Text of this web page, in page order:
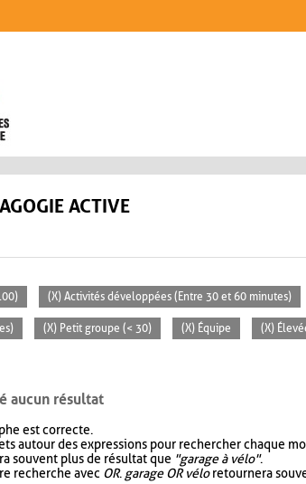
ACTIVE
(X) Activités développées (Entre 30 et 60 minutes)
(X) Petit groupe (< 30) (X) Équipe (X)
aucun résultat
est correcte.
autour des expressions pour rechercher chaque
souvent plus de résultat que "garage à vélo".
recherche avec OR. garage OR véloretournera